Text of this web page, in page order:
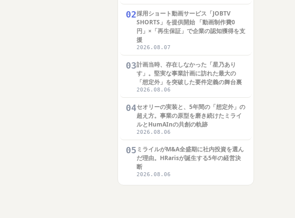
02採用ショート動画サービス「JOBTV
SHORTS」を提供開始 「動画制作費0
円」×「再生保証」で企業の認知獲得を支
援
2026.08.07
03計画当時、存在しなかった「星乃あり
す」。堅実な事業計画に訪れた最大の
「想定外」を突破した要件定義の舞台裏
2026.08.06
04セオリーの実装と、5年間の「想定外」の
超え方。事業の原型を磨き続けたミライ
ルとHumAInの共創の軌跡
2026.08.06
05 ミライルがM&A全盛期に社内投資を選ん
だ理由。HRarisが誕生する5年の経営決
断
2026.08.06